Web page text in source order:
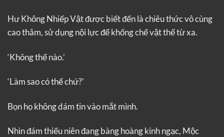
Hư Không Nhiếp Vật được biết đến là chiêu thức vô cùng
cao thâm, sử dụng nội lực để khống chế vật thể từ xa.
‘Không thể nào.’
‘Làm sao có thể chứ?’
Bọn họ không dám tin vào mắt mình.
Nhìn đám thiếu niên đang bàng hoàng kinh ngạc, Mộc